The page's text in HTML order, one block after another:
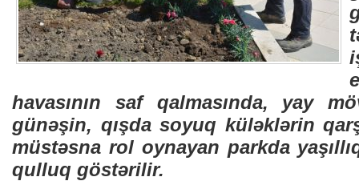
havasının saf qalmasında, yay
günəşin, qışda soyuq küləklərin
müstəsna rol oynayan parkda
qulluq göstərilir.